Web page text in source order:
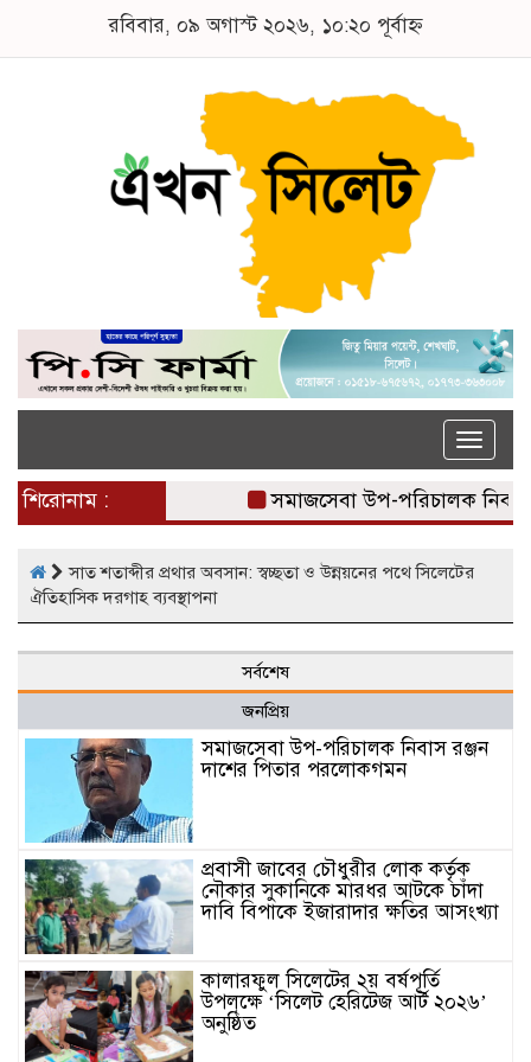
রবিবার, ০৯ অগাস্ট ২০২৬, ১০:২০ পূর্বাহ্ন
Toggle
শিরোনাম : সমাজসেবা উপ-পরিচালক
সাত শতাব্দীর প্রথার অবসান: স্বচ্ছতা ও উন্নয়নের পথে সিলেটের
ঐতিহাসিক দরগাহ ব্যবস্থাপনা
সর্বশেষ
জনপ্রিয়
সমাজসেবা উপ-পরিচালক নিবাস রঞ্জন
দাশের পিতার পরলোকগমন
প্রবাসী জাবের চৌধুরীর লোক কর্তৃক
নৌকার সুকানিকে মারধর আটকে চাঁদা
দাবি বিপাকে ইজারাদার ক্ষতির আসংখ্যা
কালারফুল সিলেটের ২য় বর্ষপূর্তি
উপলক্ষে ‘সিলেট হেরিটেজ আর্ট ২০২৬’
অনুষ্ঠিত